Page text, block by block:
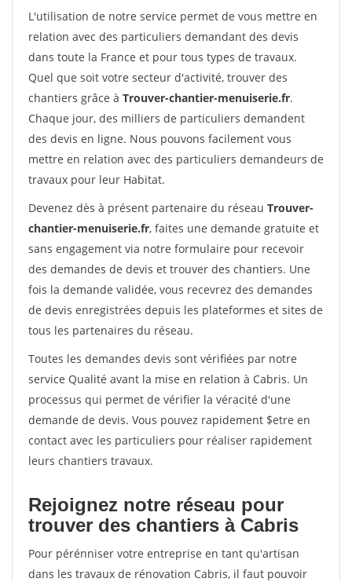
L'utilisation de notre service permet de vous mettre en
relation avec des particuliers demandant des devis
dans toute la France et pour tous types de travaux.
Quel que soit votre secteur d'activité, trouver des
chantiers grâce à Trouver-chantier-menuiserie.fr.
Chaque jour, des milliers de particuliers demandent
des devis en ligne. Nous pouvons facilement vous
mettre en relation avec des particuliers demandeurs de
travaux pour leur Habitat.
Devenez dès à présent partenaire du réseau Trouver-
chantier-menuiserie.fr, faites une demande gratuite et
sans engagement via notre formulaire pour recevoir
des demandes de devis et trouver des chantiers. Une
fois la demande validée, vous recevrez des demandes
de devis enregistrées depuis les plateformes et sites de
tous les partenaires du réseau.
Toutes les demandes devis sont vérifiées par notre
service Qualité avant la mise en relation à Cabris. Un
processus qui permet de vérifier la véracité d'une
demande de devis. Vous pouvez rapidement $etre en
contact avec les particuliers pour réaliser rapidement
leurs chantiers travaux.
Rejoignez notre réseau pour
trouver des chantiers à Cabris
Pour pérénniser votre entreprise en tant qu'artisan
dans les travaux de rénovation Cabris, il faut pouvoir